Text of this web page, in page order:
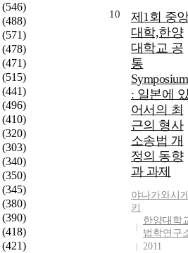
(546)
(488)
(571)
(478)
(471)
(515)
(441)
(496)
(410)
(320)
(303)
(340)
(350)
(345)
(380)
(390)
(418)
(421)
10
제1회 중
대학,한양
대학교 공
통
Symposium
: 일본에
어서의 최
근의 형사
소송법 개
정의 동향
과 과제
야나가와시
키
한양대학
법학연구
2011